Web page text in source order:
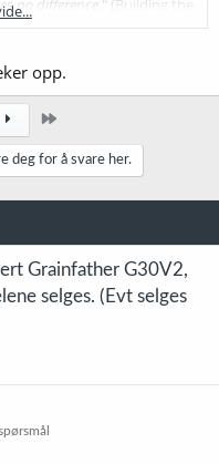
no difference ." (Building the
som går på tvers, ikke
hvilken vei slissene
Takk igjen! Gøy å lese litt
opp.
deg for å svare her.
Grainfather G30V2,
selges. (Evt selges